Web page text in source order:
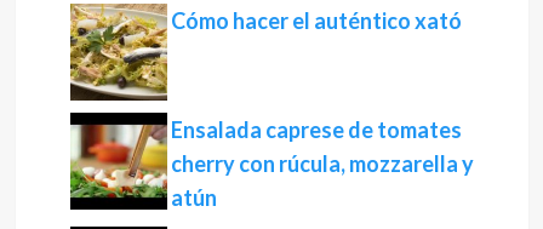
Cómo hacer el auténtico xató
Ensalada caprese de tomates
cherry con rúcula, mozzarella y
atún